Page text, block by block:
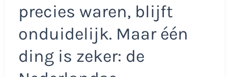
precies waren, blijft
onduidelijk. Maar één
ding is zeker: de